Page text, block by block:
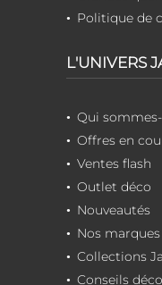
Politique de
L'UNIVERS
Qui
Offres en
Ventes flash
Outlet déco
Nouveautés
Nos marques
Collections
Conseils